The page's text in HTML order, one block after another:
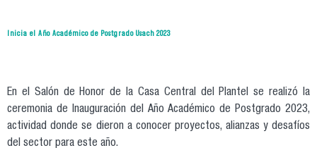
Inicia el Año Académico de Postgrado Usach 2023
En el Salón de Honor de la Casa Central del Plantel se realizó la
ceremonia de Inauguración del Año Académico de Postgrado 2023,
actividad donde se dieron a conocer proyectos, alianzas y desafíos
del sector para este año.